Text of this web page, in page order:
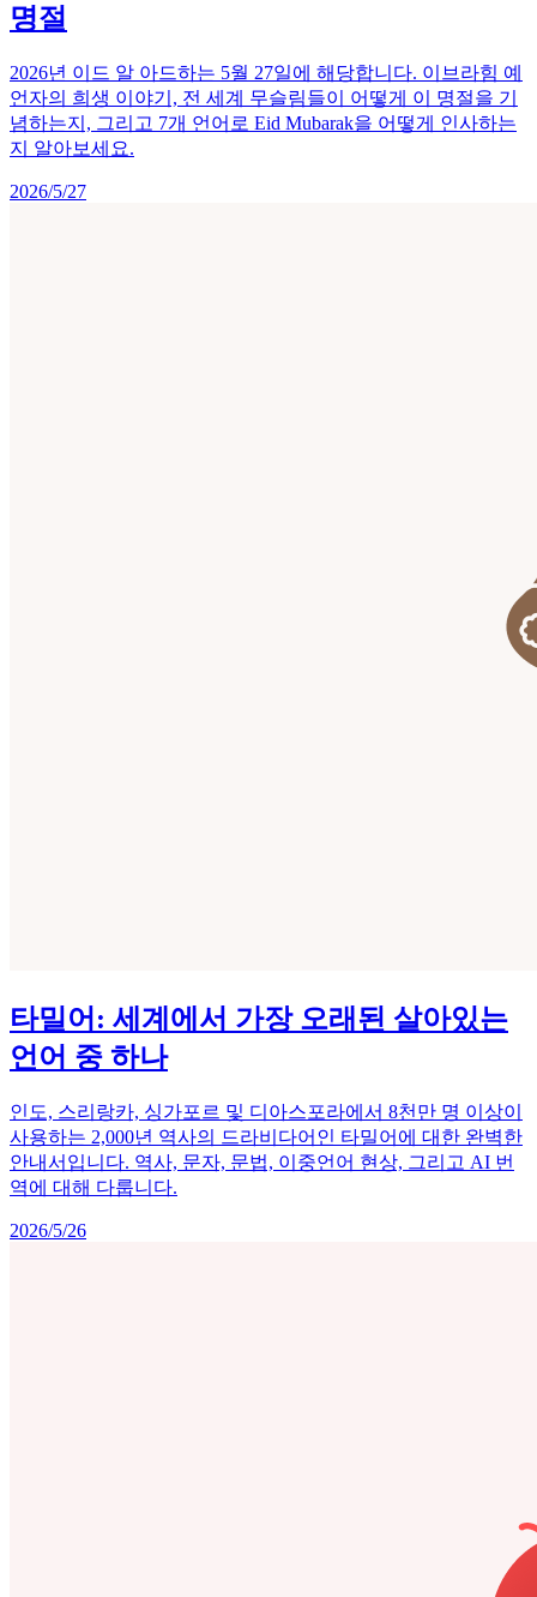
명절
2026년 이드 알 아드하는 5월 27일에 해당합니다. 이브라힘 예
언자의 희생 이야기, 전 세계 무슬림들이 어떻게 이 명절을 기
념하는지, 그리고 7개 언어로 Eid Mubarak을 어떻게 인사하는
지 알아보세요.
2026/5/27
타밀어: 세계에서 가장 오래된 살아있는
언어 중 하나
인도, 스리랑카, 싱가포르 및 디아스포라에서 8천만 명 이상이
사용하는 2,000년 역사의 드라비다어인 타밀어에 대한 완벽한
안내서입니다. 역사, 문자, 문법, 이중언어 현상, 그리고 AI 번
역에 대해 다룹니다.
2026/5/26